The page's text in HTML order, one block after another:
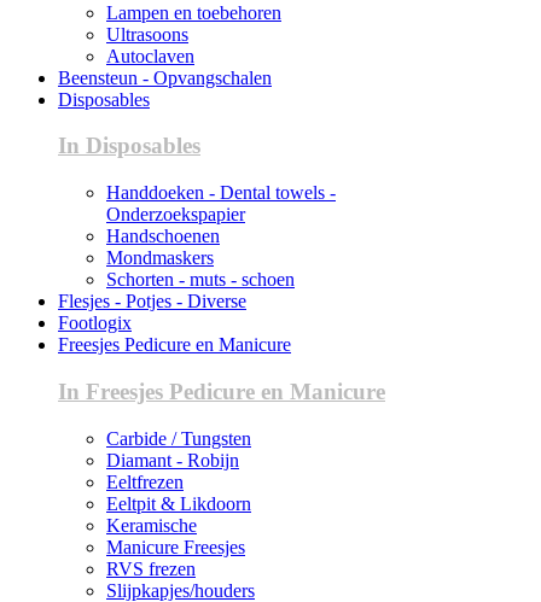
Lampen en toebehoren
Ultrasoons
Autoclaven
Beensteun - Opvangschalen
Disposables
In Disposables
Handdoeken - Dental towels -
Onderzoekspapier
Handschoenen
Mondmaskers
Schorten - muts - schoen
Flesjes - Potjes - Diverse
Footlogix
Freesjes Pedicure en Manicure
In Freesjes Pedicure en Manicure
Carbide / Tungsten
Diamant - Robijn
Eeltfrezen
Eeltpit & Likdoorn
Keramische
Manicure Freesjes
RVS frezen
Slijpkapjes/houders